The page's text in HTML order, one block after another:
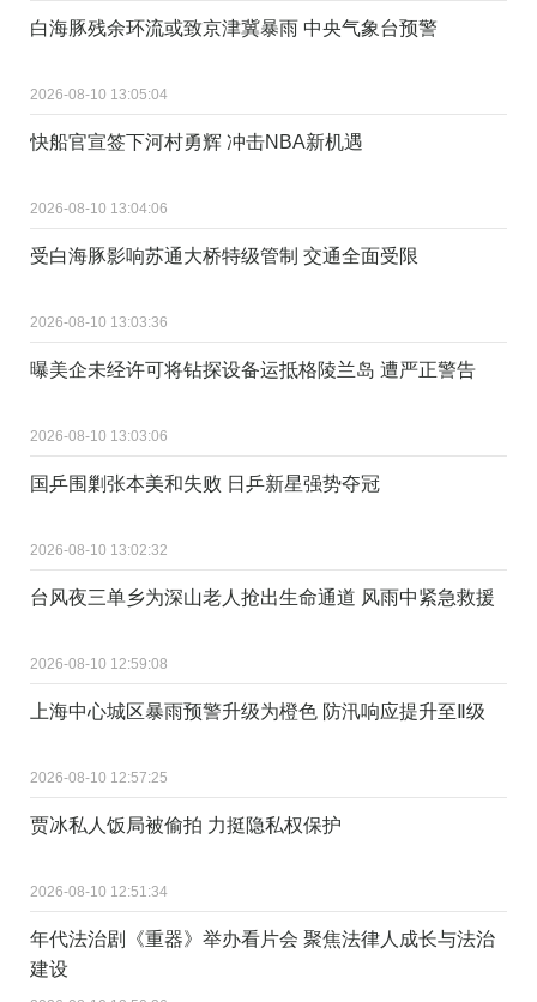
白海豚残余环流或致京津冀暴雨 中央气象台预警
2026-08-10 13:05:04
快船官宣签下河村勇辉 冲击NBA新机遇
2026-08-10 13:04:06
受白海豚影响苏通大桥特级管制 交通全面受限
2026-08-10 13:03:36
曝美企未经许可将钻探设备运抵格陵兰岛 遭严正警告
2026-08-10 13:03:06
国乒围剿张本美和失败 日乒新星强势夺冠
2026-08-10 13:02:32
台风夜三单乡为深山老人抢出生命通道 风雨中紧急救援
2026-08-10 12:59:08
上海中心城区暴雨预警升级为橙色 防汛响应提升至Ⅱ级
2026-08-10 12:57:25
贾冰私人饭局被偷拍 力挺隐私权保护
2026-08-10 12:51:34
年代法治剧《重器》举办看片会 聚焦法律人成长与法治
建设